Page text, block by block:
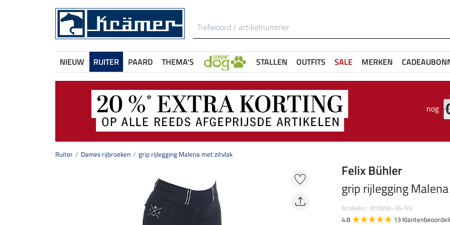
NIEUW RUITER PAARD THEMA'S STALLEN OUTFITS SALE MERKEN
nog
Ruiter Dames rijbroeken grip rijlegging Malena met zitvlak
Felix Bühler
grip rijlegging
Artikelnr.: 810656-36-NV
4.8
13